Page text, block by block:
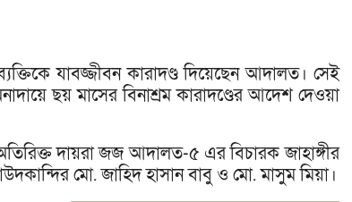
যাবজ্জীবন কারাদণ্ড দিয়েছেন আদালত। সেই
ছয় মাসের বিনাশ্রম কারাদণ্ডের আদেশ দেওয়া
দায়রা জজ আদালত-৫ এর বিচারক জাহাঙ্গীর
মো. জাহিদ হাসান বাবু ও মো. মাসুম মিয়া।